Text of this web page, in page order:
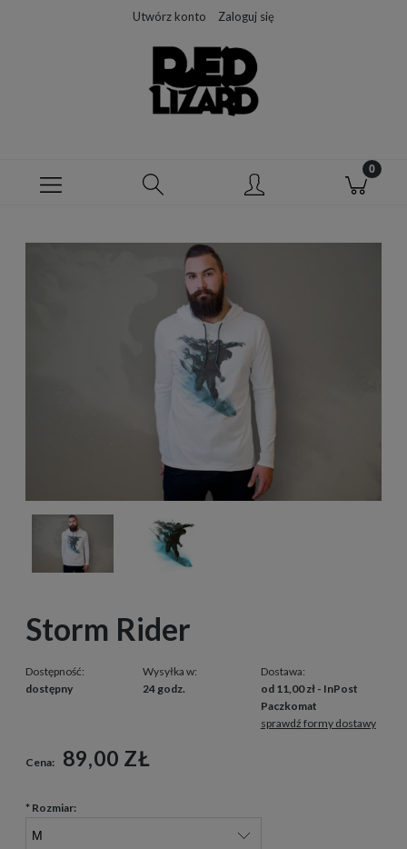
Utwórz konto Zaloguj się
Storm Rider
Dostępność:
dostępny
Wysyłka w:
24 godz.
Dostawa:
od 11,00 zł - InPost
Paczkomat
sprawdź formy dostawy
Cena: 89,00 ZŁ
* Rozmiar: